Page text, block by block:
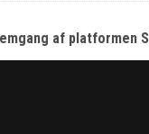
af platformen